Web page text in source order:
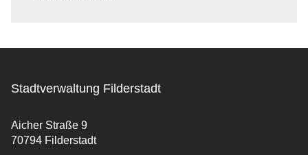
Stadtverwaltung Filderstadt
Aicher Straße 9
70794 Filderstadt